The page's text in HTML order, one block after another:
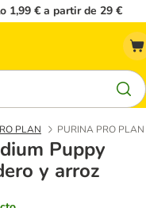
1,99 € a partir de 29 €
PLAN PURINA PRO
Puppy
y arroz